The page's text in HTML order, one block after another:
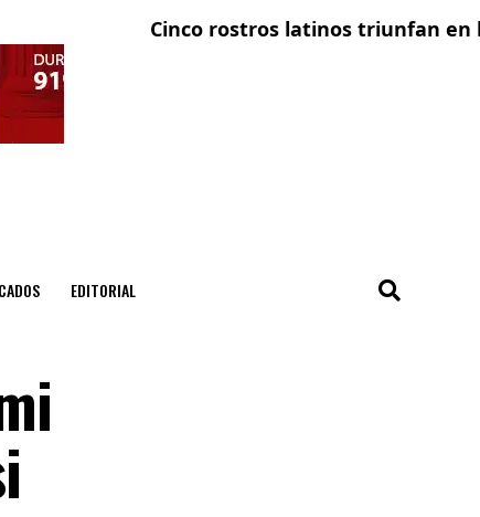
Cinco rostros latinos triunfan en laEl
EDITORIAL